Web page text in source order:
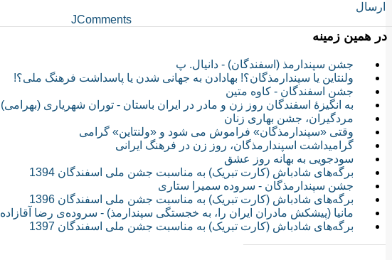
ارسال
JComments
در همین زمینه
جشن سپندارمذ (اسفندگان) - دانیال. پ
ولنتاین یا سپندارمذگان؟! بهادادن به جهانی شدن یا پاسداشت فرهنگ ملی؟!
جشن اسفندگان - کاوه متین
به انگیزۀ اسفندگان روز زن و مادر در ایران باستان - توران شهریاری (بهرامی)
مردگیران، جشن بهاری زنان
وقتی «سپندارمذگان» فراموش می شود و «ولنتاین» گرامی
گرامیداشت اسپندارمذگان، روز زن در فرهنگ ایرانی
سودجویی به بهانه روز عشق
برگه‌های شادباش (کارت تبریک) به مناسبت جشن ملی اسفندگان 1394
جشن سپندارمذگان - سروده سمیرا ستاری
برگه‌های شادباش (کارت تبریک) به مناسبت جشن ملی اسفندگان 1396
مانیا (پیشکش مادران ایران را، به خجستگی سپندارمذ) - سروده‌ی رضا آقازاده
برگه‌های شادباش (کارت تبریک) به مناسبت جشن ملی اسفندگان 1397